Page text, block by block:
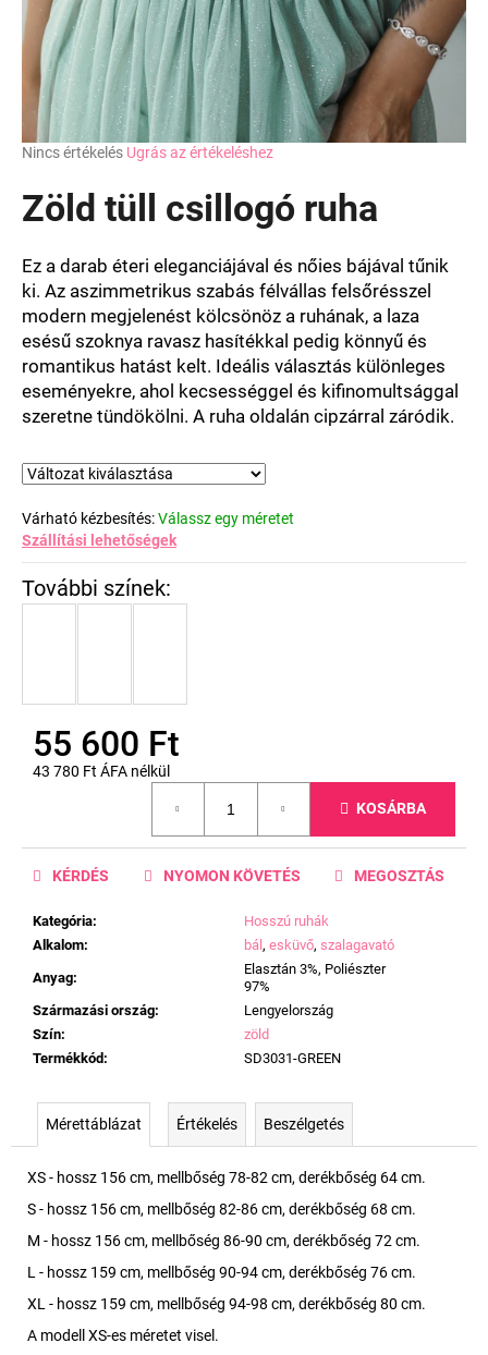
A
átlagos
értékelése
0,0
csillag.
Nincs értékelés Ugrás az értékeléshez
Zöld tüll csillogó ruha
Ez a darab éteri eleganciájával és nőies bájával tűnik
ki. Az aszimmetrikus szabás félvállas felsőrésszel
modern megjelenést kölcsönöz a ruhának, a laza
esésű szoknya ravasz hasítékkal pedig könnyű és
romantikus hatást kelt. Ideális választás különleges
eseményekre, ahol kecsességgel és kifinomultsággal
szeretne tündökölni. A ruha oldalán cipzárral záródik.
Várható kézbesítés:Válassz egy méretet
Szállítási lehetőségek
55 600 Ft
43 780 Ft ÁFA nélkül
KOSÁRBA
Kategória:
Hosszú ruhák
Alkalom: bál, esküvő, szalagavató
Anyag:
Elasztán 3%, Poliészter
97%
Származási ország:
Lengyelország
Szín:
zöld
Termékkód: SD3031-GREEN
KÉRDÉS NYOMON KÖVETÉS MEGOSZTÁS
Mérettáblázat Értékelés Beszélgetés
XS - hossz 156 cm, mellbőség 78-82 cm, derékbőség 64 cm.
S - hossz 156 cm, mellbőség 82-86 cm, derékbőség 68 cm.
M - hossz 156 cm, mellbőség 86-90 cm, derékbőség 72 cm.
L - hossz 159 cm, mellbőség 90-94 cm, derékbőség 76 cm.
XL - hossz 159 cm, mellbőség 94-98 cm, derékbőség 80 cm.
A modell XS-es méretet visel.